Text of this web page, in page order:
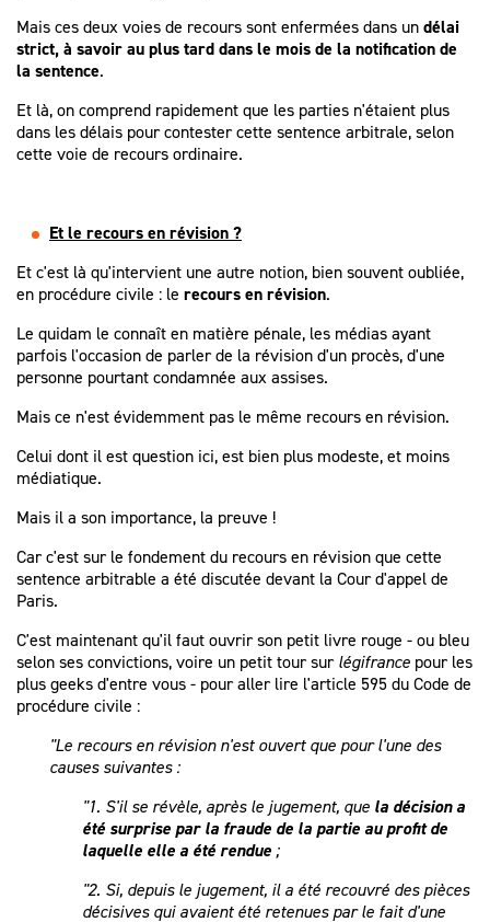
Mais ces deux voies de recours sont enfermées dans undélai
strict, à savoir au plus tard dans le mois de la notification de
la sentence.
Et là, on comprend rapidement que les parties n'étaient plus
dans les délais pour contester cette sentence arbitrale, selon
cette voie de recours ordinaire.
Et le recours en révision ?
Et c'est là qu'intervient une autre notion, bien souvent oubliée,
en procédure civile : le recours en révision.
Le quidam le connaît en matière pénale, les médias ayant
parfois l'occasion de parler de la révision d'un procès, d'une
personne pourtant condamnée aux assises.
Mais ce n'est évidemment pas le même recours en révision.
Celui dont il est question ici, est bien plus modeste, et moins
médiatique.
Mais il a son importance, la preuve !
Car c'est sur le fondement du recours en révision que cette
sentence arbitrable a été discutée devant la Cour d'appel de
Paris.
C'est maintenant qu'il faut ouvrir son petit livre rouge - ou bleu
selon ses convictions, voire un petit tour surlégifrance pour les
plus geeks d'entre vous - pour aller lire l'article 595 du Code de
procédure civile :
"Le recours en révision n'est ouvert que pour l'une des
causes suivantes :
"1. S'il se révèle, après le jugement, que la décision a
été surprise par la fraude de la partie au profit de
laquelle elle a été rendue ;
"2. Si, depuis le jugement, il a été recouvré des pièces
décisives qui avaient été retenues par le fait d'une